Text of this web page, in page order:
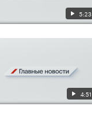
5:23
4:51